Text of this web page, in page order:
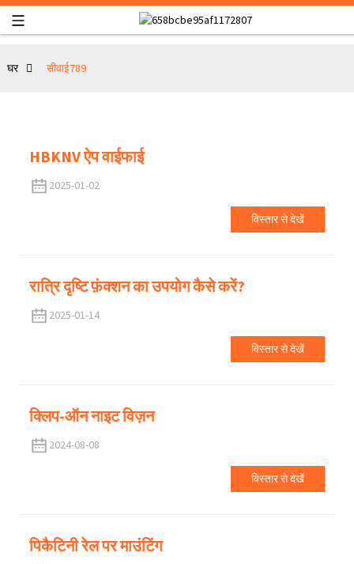
घर सीवाई789
HBKNV ऐप वाईफाई
2025-01-02
विस्तार से देखें
रात्रि दृष्टि फ़ंक्शन का उपयोग कैसे करें?
2025-01-14
विस्तार से देखें
क्लिप-ऑन नाइट विज़न
2024-08-08
विस्तार से देखें
पिकैटिनी रेल पर माउंटिंग